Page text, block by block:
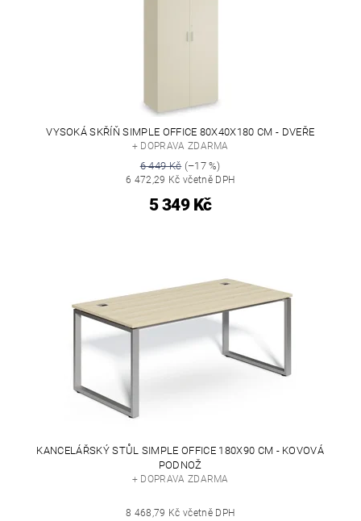
VYSOKÁ SKŘÍŇ SIMPLE OFFICE 80X40X180 CM - DVEŘE
+ DOPRAVA ZDARMA
6 449 Kč(–17 %)
6 472,29 Kč včetně DPH
5 349 Kč
KANCELÁŘSKÝ STŮL SIMPLE OFFICE 180X90 CM - KOVOVÁ
PODNOŽ
+ DOPRAVA ZDARMA
8 468,79 Kč včetně DPH